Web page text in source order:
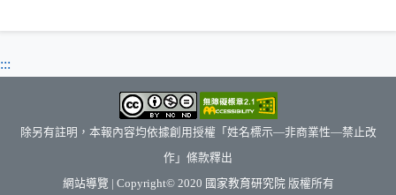
:::
除另有註明，本報內容均依據創用授權「姓名標示—非商業性—禁止改
作」條款釋出
網站導覽 | Copyright© 2020 國家教育研究院（另開新視窗）
版權所有